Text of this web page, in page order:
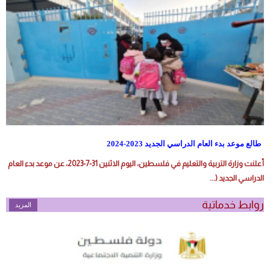
طالع موعد بدء العام الدراسي الجديد 2023-2024
أعلنت وزارة التربية والتعليم في فلسطين، اليوم الاثنين 31-7-2023، عن موعد بدء العام
الدراسي الجديد (...
روابط خدماتية المزيد